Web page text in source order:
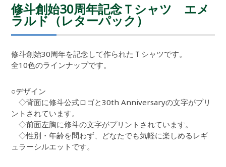
修斗創始30周年記念Ｔシャツ エメ
ラルド（レターパック）
修斗創始30周年を記念して作られたＴシャツです。
全10色のラインナップです。
○デザイン
◇背面に修斗公式ロゴと30th Anniversaryの文字がプリ
ントされています。
◇前面左胸に修斗の文字がプリントされています。
◇性別・年齢を問わず、どなたでも気軽に楽しめるレギ
ュラーシルエットです。